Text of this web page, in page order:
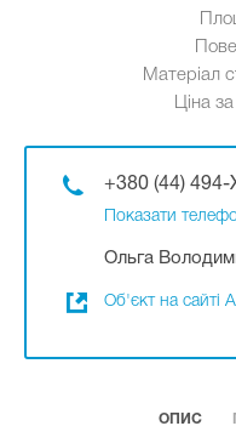
Матеріал
Ціна
+380 (44) 494-
Показати
Ольга
Об'єкт на сайті
ОПИС